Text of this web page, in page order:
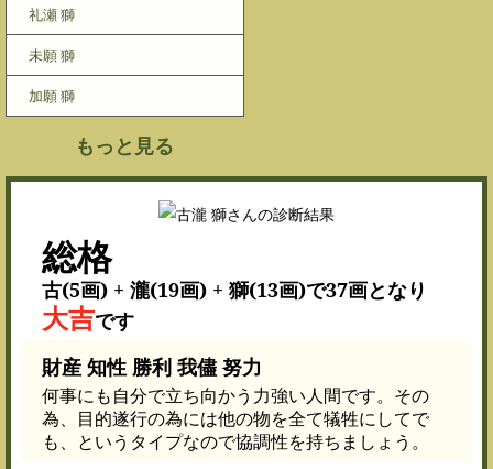
礼瀬 獅
未願 獅
加願 獅
もっと見る
総格
古(5画) + 瀧(19画) + 獅(13画)で37画となり
大吉です
財産 知性 勝利 我儘 努力
何事にも自分で立ち向かう力強い人間です。その
為、目的遂行の為には他の物を全て犠牲にしてで
も、というタイプなので協調性を持ちましょう。